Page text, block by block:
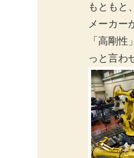
もともと
メーカー
「高剛
っと言わ